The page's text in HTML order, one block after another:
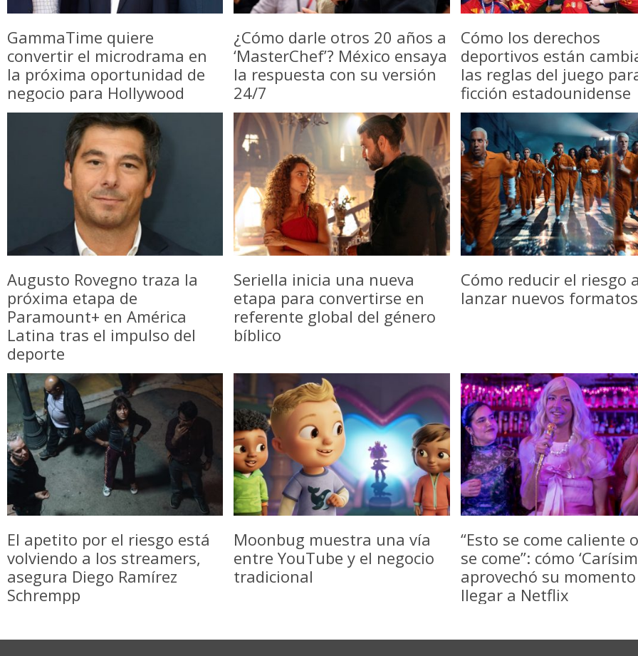
GammaTime quiere
convertir el microdrama en
la próxima oportunidad de
negocio para Hollywood
¿Cómo darle otros 20 años a
‘MasterChef’? México ensaya
la respuesta con su versión
24/7
Cómo los derechos
deportivos están
las reglas del juego
ficción estadounidense
Augusto Rovegno traza la
próxima etapa de
Paramount+ en América
Latina tras el impulso del
deporte
Seriella inicia una nueva
etapa para convertirse en
referente global del género
bíblico
Cómo reducir el riesgo
lanzar nuevos formatos
El apetito por el riesgo está
volviendo a los streamers,
asegura Diego Ramírez
Schrempp
Moonbug muestra una vía
entre YouTube y el negocio
tradicional
“Esto se come caliente
se come”: cómo
aprovechó su
llegar a Netflix